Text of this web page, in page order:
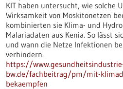
KIT haben untersucht, wie solche
Wirksamkeit von Moskitonetzen
kombinierten sie Klima- und
Malariadaten aus Kenia. So lässt
und wann die Netze Infektionen
verhindern.
https://
bw.de/fachbeitrag/pm/mit-
bekaempfen